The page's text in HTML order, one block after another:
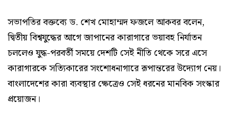
সভাপতির বক্তব্যে ড. শেখ মোহাম্মদ ফজলে আকবর বলেন,
দ্বিতীয় বিশ্বযুদ্ধের আগে জাপানের কারাগারে ভয়াবহ নির্যাতন
চললেও যুদ্ধ-পরবর্তী সময়ে দেশটি সেই নীতি থেকে সরে এসে
কারাগারকে সত্যিকারের সংশোধনাগারে রূপান্তরের উদ্যোগ নেয়।
বাংলাদেশের কারা ব্যবস্থার ক্ষেত্রেও সেই ধরনের মানবিক সংস্কার
প্রয়োজন।